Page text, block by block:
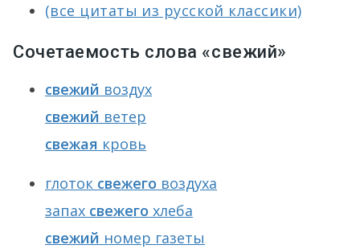
(все цитаты из русской классики)
Сочетаемость слова «свежий»
свежий воздух
свежий ветер
свежая кровь
глоток свежего воздуха
запах свежего хлеба
свежий номер газеты